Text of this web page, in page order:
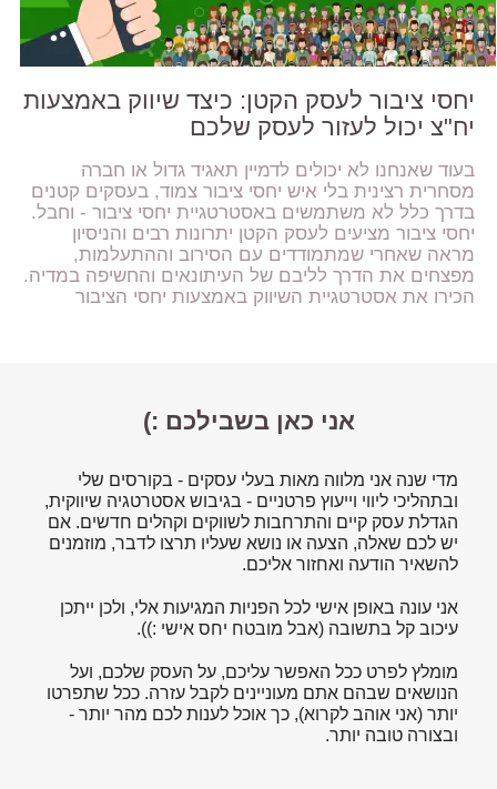
יחסי ציבור לעסק הקטן: כיצד שיווק באמצעות
יח"צ יכול לעזור לעסק שלכם
בעוד שאנחנו לא יכולים לדמיין תאגיד גדול או חברה
מסחרית רצינית בלי איש יחסי ציבור צמוד, בעסקים קטנים
בדרך כלל לא משתמשים באסטרטגיית יחסי ציבור - וחבל.
יחסי ציבור מציעים לעסק הקטן יתרונות רבים והניסיון
מראה שאחרי שמתמודדים עם הסירוב וההתעלמות,
מפצחים את הדרך לליבם של העיתונאים והחשיפה במדיה.
הכירו את אסטרטגיית השיווק באמצעות יחסי הציבור
אני כאן בשבילכם :)
מדי שנה אני מלווה מאות בעלי עסקים - בקורסים שלי
ובתהליכי ליווי וייעוץ פרטניים - בגיבוש אסטרטגיה שיווקית,
הגדלת עסק קיים והתרחבות לשווקים וקהלים חדשים. אם
יש לכם שאלה, הצעה או נושא שעליו תרצו לדבר, מוזמנים
להשאיר הודעה ואחזור אליכם.
אני עונה באופן אישי לכל הפניות המגיעות אלי, ולכן ייתכן
עיכוב קל בתשובה (אבל מובטח יחס אישי :)).
מומלץ לפרט ככל האפשר עליכם, על העסק שלכם, ועל
הנושאים שבהם אתם מעוניינים לקבל עזרה. ככל שתפרטו
יותר (אני אוהב לקרוא), כך אוכל לענות לכם מהר יותר -
ובצורה טובה יותר.